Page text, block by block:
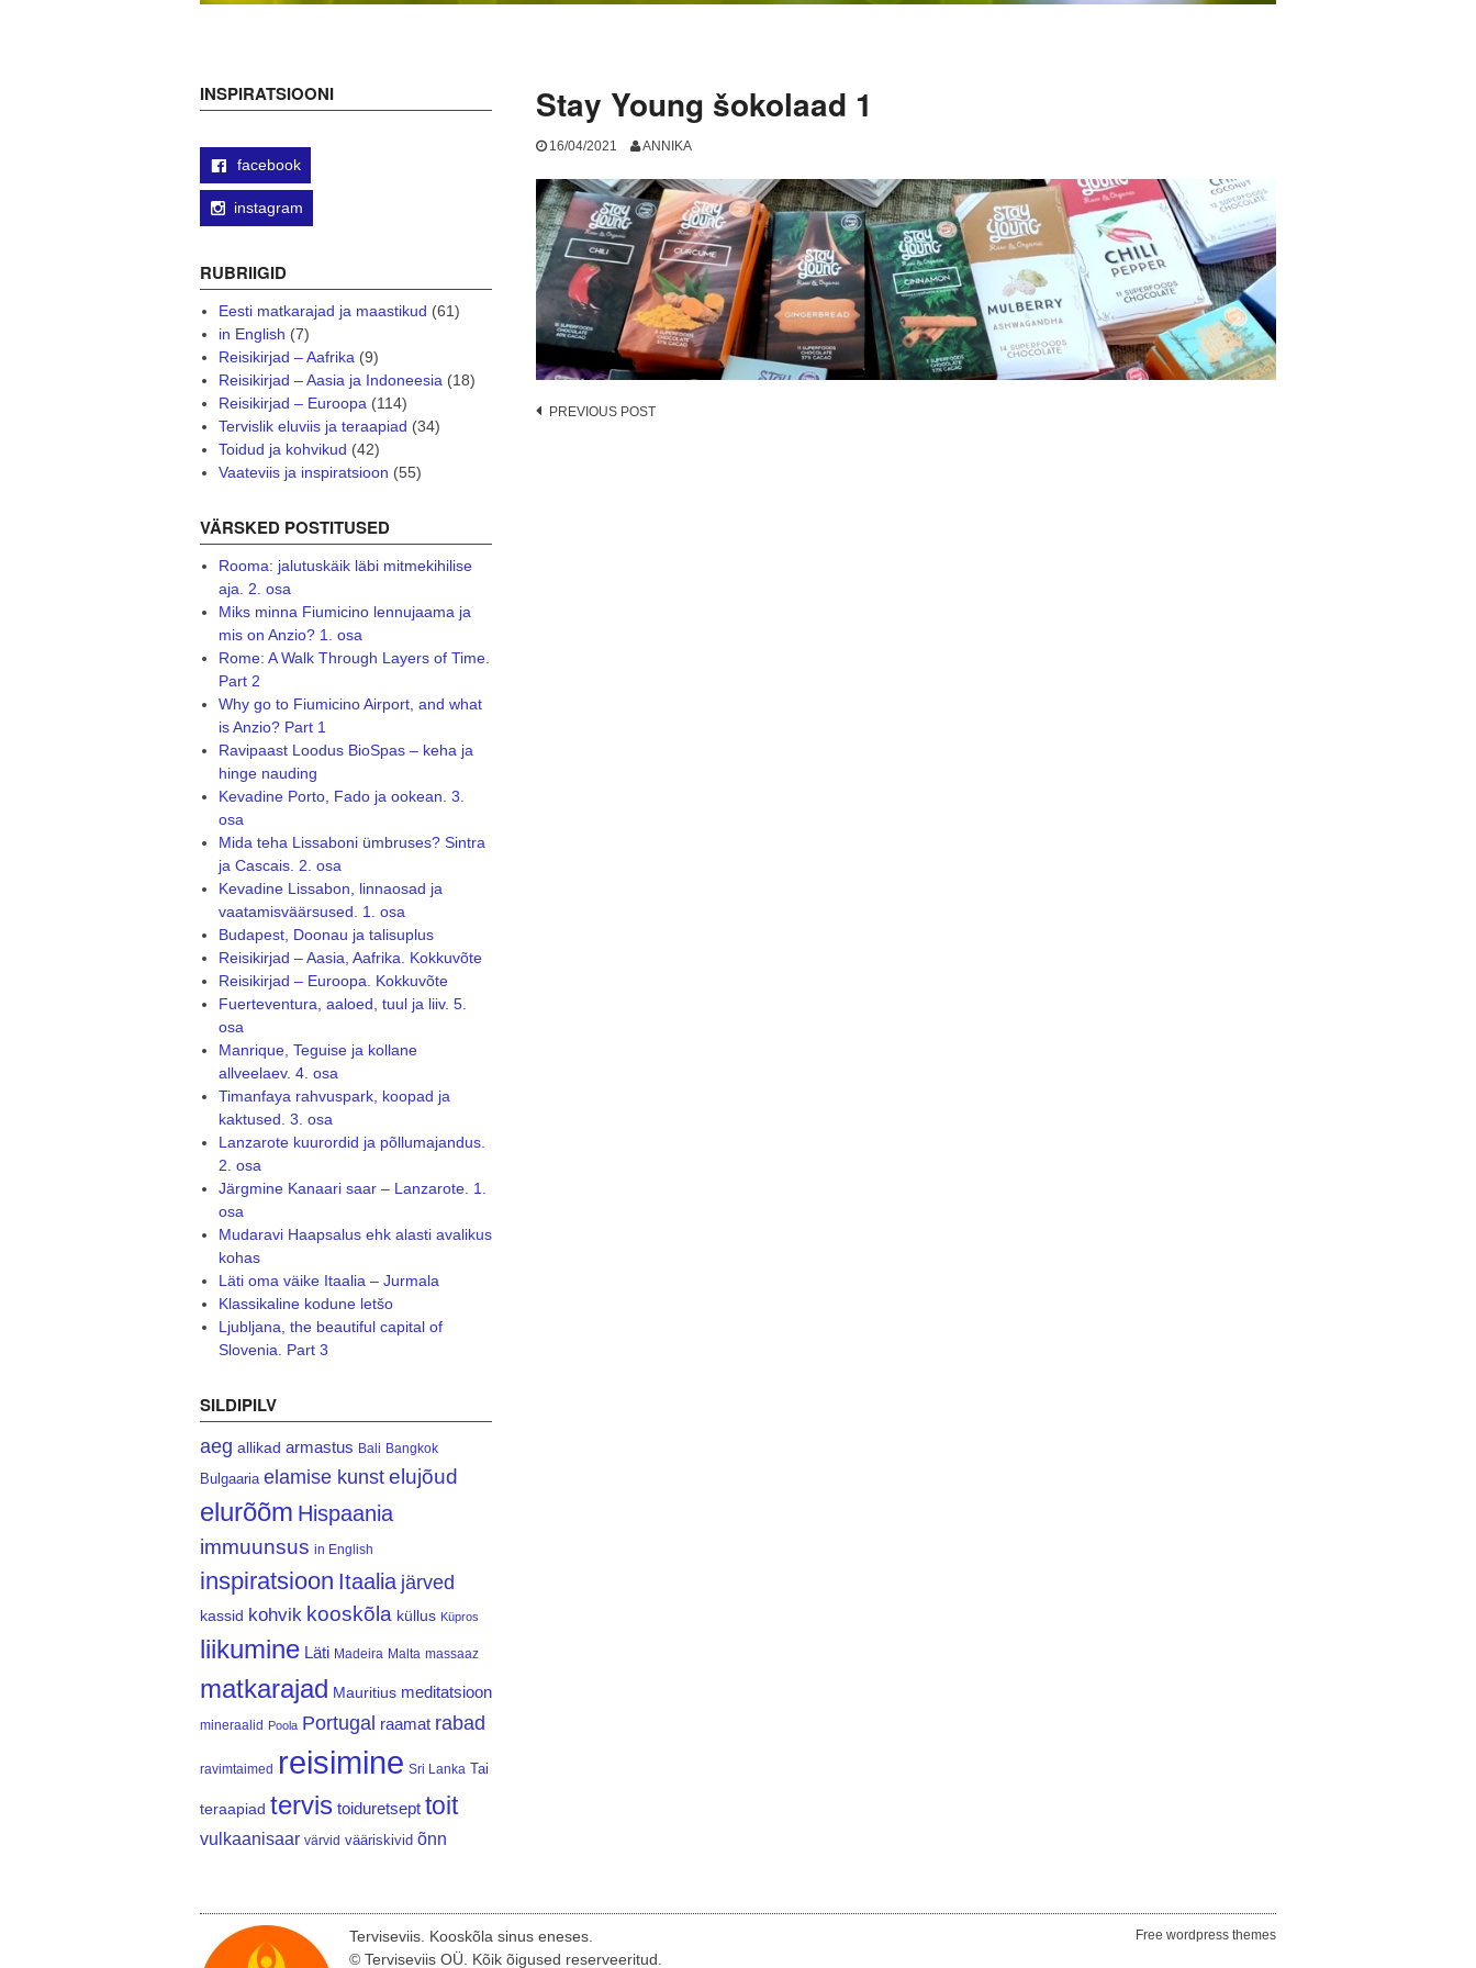
Stay Young šokolaad 1
16/04/2021 ANNIKA
Post
PREVIOUS POST
INSPIRATSIOONI
facebook
instagram
RUBRIIGID
Eesti matkarajad ja maastikud (61)
in English (7)
Reisikirjad – Aafrika(9)
Reisikirjad – Aasia ja Indoneesia(18)
Reisikirjad – Euroopa(114)
Tervislik eluviis ja teraapiad (34)
Toidud ja kohvikud (42)
Vaateviis ja inspiratsioon (55)
VÄRSKED POSTITUSED
Rooma: jalutuskäik läbi mitmekihilise
aja. 2. osa
Miks minna Fiumicino lennujaama ja
mis on Anzio? 1. osa
Rome: A Walk Through Layers of Time.
Part 2
Why go to Fiumicino Airport, and what
is Anzio? Part 1
Ravipaast Loodus BioSpas – keha ja
hinge nauding
Kevadine Porto, Fado ja ookean. 3.
osa
Mida teha Lissaboni ümbruses? Sintra
ja Cascais. 2. osa
Kevadine Lissabon, linnaosad ja
vaatamisväärsused. 1. osa
Budapest, Doonau ja talisuplus
Reisikirjad – Aasia, Aafrika. Kokkuvõte
Reisikirjad – Euroopa. Kokkuvõte
Fuerteventura, aaloed, tuul ja liiv. 5.
osa
Manrique, Teguise ja kollane
allveelaev. 4. osa
Timanfaya rahvuspark, koopad ja
kaktused. 3. osa
Lanzarote kuurordid ja põllumajandus.
2. osa
Järgmine Kanaari saar – Lanzarote. 1.
osa
Mudaravi Haapsalus ehk alasti avalikus
kohas
Läti oma väike Itaalia – Jurmala
Klassikaline kodune letšo
Ljubljana, the beautiful capital of
Slovenia. Part 3
SILDIPILV
aeg allikad armastus Bali Bangkok
Bulgaaria elamise kunst elujõud
elurõõm Hispaania
immuunsus in English
inspiratsioon Itaalia järved
kassid kohvik kooskõla küllus Küpros
liikumine Läti Madeira Malta massaaz
matkarajad Mauritius meditatsioon
mineraalid Poola Portugal raamat rabad
ravimtaimed reisimine Sri Lanka Tai
teraapiad tervis toiduretsept toit
vulkaanisaar värvid vääriskivid õnn
Terviseviis. Kooskõla sinus eneses.
© Terviseviis OÜ. Kõik õigused reserveeritud.
Free wordpress themes